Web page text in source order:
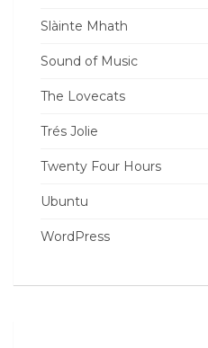
Slàinte Mhath
Sound of Music
The Lovecats
Trés Jolie
Twenty Four Hours
Ubuntu
WordPress